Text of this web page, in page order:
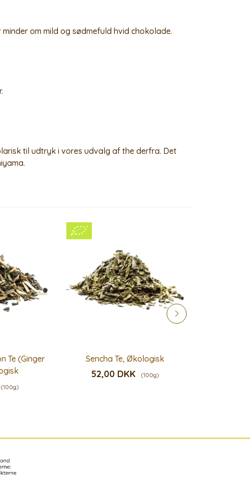
om mild og sødmefuld hvid chokolade.
til udtryk i vores udvalg af the derfra. Det
Te (Ginger
(100g)
Sencha Te, Økologisk
52,00 DKK (100g)